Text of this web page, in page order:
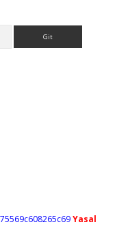
Yasal